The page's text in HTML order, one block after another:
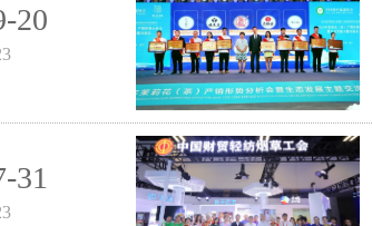
20
31